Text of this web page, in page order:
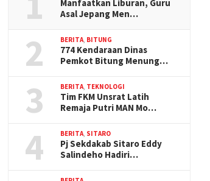
Manfaatkan Liburan, Guru
Asal Jepang Men…
2 BERITA, BITUNG
774 Kendaraan Dinas
Pemkot Bitung Menung…
3 BERITA, TEKNOLOGI
Tim FKM Unsrat Latih
Remaja Putri MAN Mo…
4 BERITA, SITARO
Pj Sekdakab Sitaro Eddy
Salindeho Hadiri…